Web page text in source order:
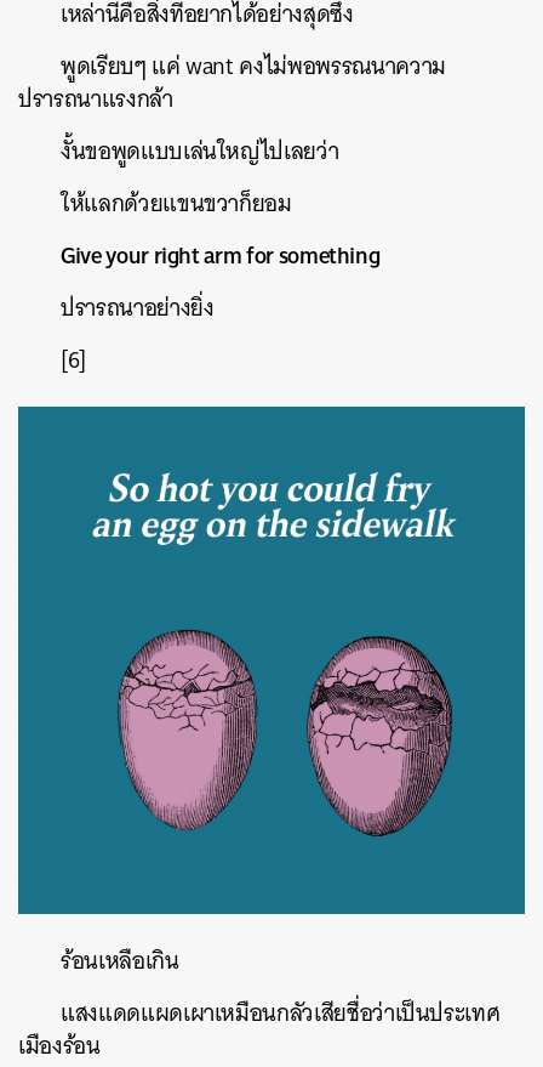
เหล่านี้คือสิ่งที่อยากได้อย่างสุดซึ้ง
พูดเรียบๆแค่wantคงไม่พอพรรณนาความ
ปรารถนาแรงกล้า
งั้นขอพูดแบบเล่นใหญ่ไปเลยว่า
ให้แลกด้วยแขนขวาก็ยอม
Give your right arm for something
ปรารถนาอย่างยิ่ง
[6]
ร้อนเหลือเกิน
แสงแดดแผดเผาเหมือนกลัวเสียชื่อว่าเป็นประเทศ
เมืองร้อน
ค้นหา